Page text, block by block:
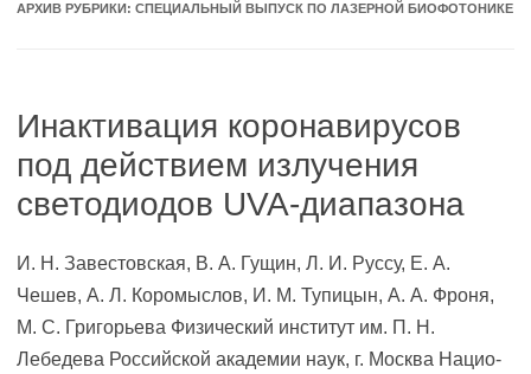
АРХИВ РУБРИКИ: СПЕЦИАЛЬНЫЙ ВЫПУСК ПО ЛАЗЕРНОЙ БИОФОТОНИКЕ
Инактивация коронавирусов
под действием излучения
светодиодов UVA-диапазона
И. Н. Завестовская, В. А. Гущин, Л. И. Руссу, Е. А.
Чешев, А. Л. Коромыслов, И. М. Тупицын, А. А. Фроня,
М. С. Григорьева Физический институт им. П. Н.
Лебедева Российской академии наук, г. Москва Нацио­